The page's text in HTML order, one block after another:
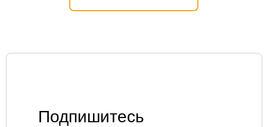
Подпишитесь
Защита персональных данных